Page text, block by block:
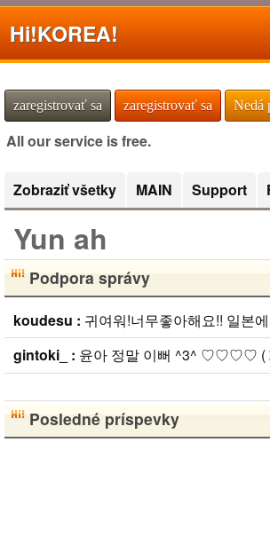
Hi!KOREA!
zaregistrovať sa zaregistrovať sa Nedá
All our service is free.
Zobraziť všetky MAIN Support
Yun ah
Podpora správy
koudesu : 귀여워!너무좋아해요!! 일본
gintoki_ : 윤아 정말 이뻐 ^3^ ♡♡♡♡ (
Posledné príspevky